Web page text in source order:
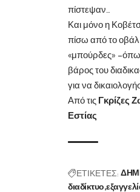
πίστεψαν…
Και μόνο η
πίσω από το οβάλ
«μπούρδες»
βάρος του
για να
Από τις Γκρίζες
Εστίας
ΕΤΙΚΕΤΕΣ:
διαδίκτυο